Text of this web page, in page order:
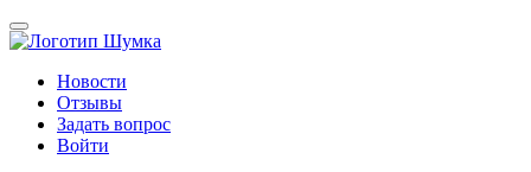
Новости
Отзывы
Задать вопрос
Войти